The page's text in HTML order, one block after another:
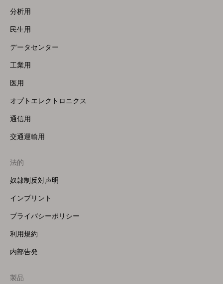
Menu
分析用
民生用
データセンター
工業用
医用
オプトエレクトロニクス
通信用
交通運輸用
法的
奴隷制反対声明
インプリント
プライバシーポリシー
利用規約
内部告発
Footer
製品